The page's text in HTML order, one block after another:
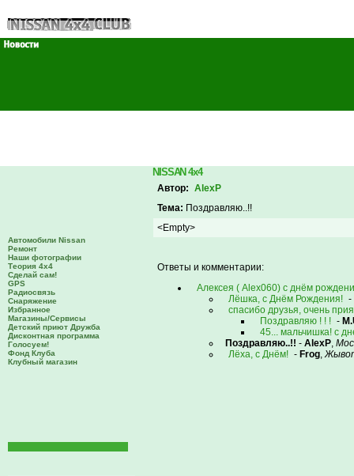
Автомобили Nissan
Ремонт
Наши фотографии
Теория 4х4
Сделай сам!
GPS
Радиосвязь
Снаряжение
Избранное
Магазины/Сервисы
Детский приют Дружба
Дисконтная программа
Голосуем!
Фонд Клуба
Клубный магазин
NISSAN 4x4
Автор: AlexP
Тема: Поздравляю..!!
<Empty>
Ответы и комментарии:
Алексея ( Alex060) с днём
Лёшка, с Днём Рождения! -
спасибо друзья, очень
Поздравляю ! ! ! -
45... мальчишка! с
Поздравляю..!! - AlexP,
Лёха, с Днём! - Frog,